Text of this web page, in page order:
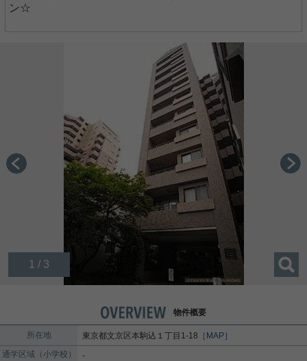
ン☆
1 / 3
物件概要
所在地 東京都文京区本駒込 １丁目1-18 ［MAP］
通学区域（小学校）
-